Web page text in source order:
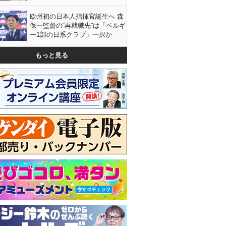
欧州初の日本人指揮官誕生へ 森
保一監督の“再就職先”は「ベルギ
ー1部の日系クラブ」一択か
もっと見る